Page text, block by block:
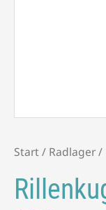
Start/ Radlager/